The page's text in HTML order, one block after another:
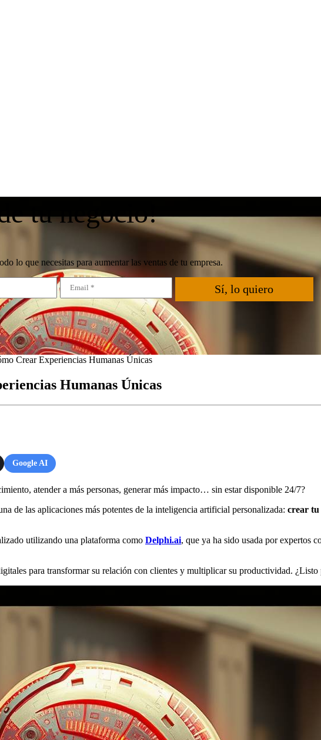
tu negocio!
lo que necesitas para aumentar las ventas de tu empresa.
Sí, lo quiero
Crear Experiencias Humanas Únicas
Humanas Únicas
Google AI
atender a más personas, generar más impacto… sin estar disponible 24/7?
de las aplicaciones más potentes de la inteligencia artificial personalizada: crear
utilizando una plataforma como Delphi.ai, que ya ha sido usada por expertos
para transformar su relación con clientes y multiplicar su productividad. ¿Listo